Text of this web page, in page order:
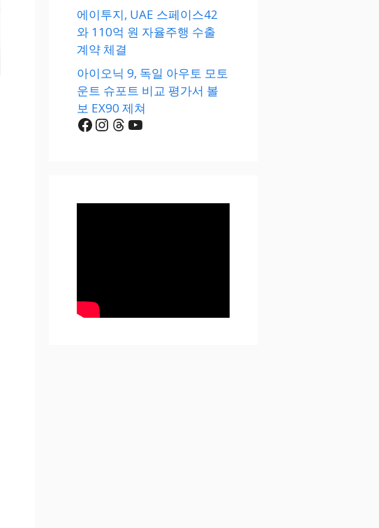
에이투지, UAE 스페이스42
와 110억 원 자율주행 수출
계약 체결
아이오닉 9, 독일 아우토 모토
운트 슈포트 비교 평가서 볼
보 EX90 제쳐
Facebook
Instagram
Threads
YouTube